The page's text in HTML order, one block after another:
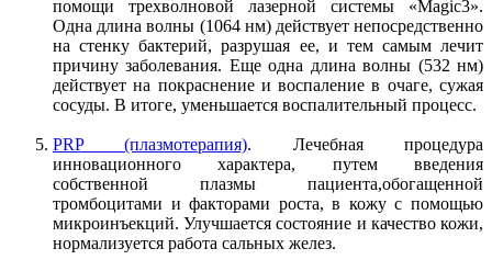
помощи трехволновой лазерной системы «Magic3».
Одна длина волны (1064 нм) действует непосредственно
на стенку бактерий, разрушая ее, и тем самым лечит
причину заболевания. Еще одна длина волны (532 нм)
действует на покраснение и воспаление в очаге, сужая
сосуды. В итоге, уменьшается воспалительный процесс.
PRP (плазмотерапия). Лечебная процедура
инновационного характера, путем введения
собственной плазмы пациента,обогащенной
тромбоцитами и факторами роста, в кожу с помощью
микроинъекций. Улучшается состояние и качество кожи,
нормализуется работа сальных желез.